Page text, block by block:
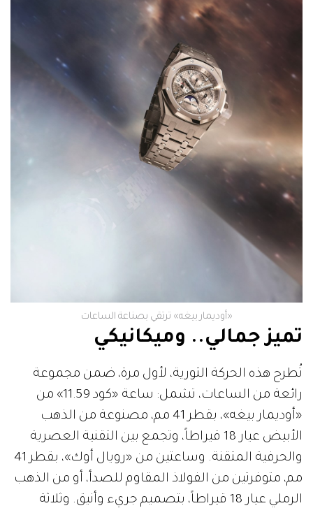
«أوديمار بيغه» ترتقي بصناعة الساعات
تميز جمالي.. وميكانيكي
تُطرح هذه الحركة الثورية، لأول مرة، ضمن مجموعة
رائعة من الساعات، تشمل: ساعة «كود 11.59» من
«أوديمار بيغه»، بقطر 41 مم، مصنوعة من الذهب
الأبيض عيار 18 قيراطاً، وتجمع بين التقنية العصرية
والحرفية المتقنة. وساعتين من «رويال أوك»، بقطر 41
مم، متوفرتين من الفولاذ المقاوم للصدأ، أو من الذهب
الرملي عيار 18 قيراطاً، بتصميم جريء وأنيق. وثلاثة